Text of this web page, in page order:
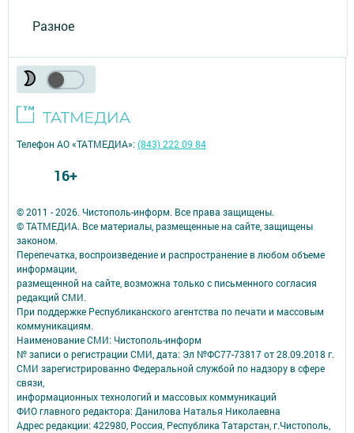
Разное
© 2011 - 2026. Чистополь-информ. Все права защищены.
© ТАТМЕДИА. Все материалы, размещенные на сайте, защищены
законом.
Перепечатка, воспроизведение и распространение в любом объеме
информации,
размещенной на сайте, возможна только с письменного согласия
редакций СМИ.
При поддержке Республиканского агентства по печати и массовым
коммуникациям.
Наименование СМИ: Чистополь-информ
№ записи о регистрации СМИ, дата: Эл №ФС77-73817 от 28.09.2018 г.
СМИ зарегистрированно Федеральной службой по надзору в сфере
связи,
информационных технологий и массовых коммуникаций
ФИО главного редактора: Данилова Наталья Николаевна
Адрес редакции: 422980, Россия, Республика Татарстан, г.Чистополь,
Телефон АО «ТАТМЕДИА»:(843) 222 09 84
16+